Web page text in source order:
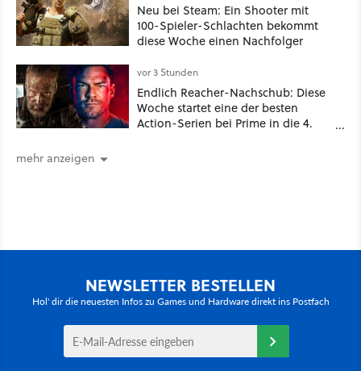
Neu bei Steam: Ein Shooter mit
100-Spieler-Schlachten bekommt
diese Woche einen Nachfolger
vor 3 Stunden
Endlich Reacher-Nachschub: Diese
Woche startet eine der besten
Action-Serien bei Prime in die 4.
mehr anzeigen
NEWSLETTER BESTELLEN
Hol' dir die neuesten Infos zu Games und Hardware direkt ins Postfach